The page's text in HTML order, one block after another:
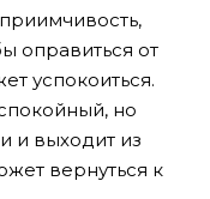
оправиться от
успокоиться.
но
и выходит из
вернуться к